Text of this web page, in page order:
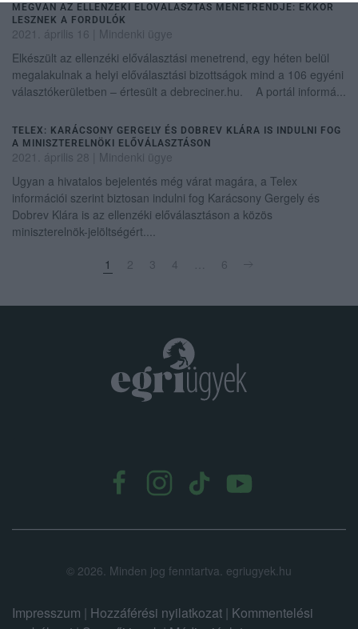
MEGVAN AZ ELLENZÉKI ELŐVÁLASZTÁS MENETRENDJE: EKKOR
LESZNEK A FORDULÓK
2021. április 16
Mindenki ügye
Elkészült az ellenzéki előválasztási menetrend, egy héten belül
megalakulnak a helyi előválasztási bizottságok mind a 106 egyéni
választókerületben – értesült a debreciner.hu. A portál informá...
TELEX: KARÁCSONY GERGELY ÉS DOBREV KLÁRA IS INDULNI FOG
A MINISZTERELNÖKI ELŐVÁLASZTÁSON
2021. április 28
Mindenki ügye
Ugyan a hivatalos bejelentés még várat magára, a Telex
információi szerint biztosan indulni fog Karácsony Gergely és
Dobrev Klára is az ellenzéki előválasztáson a közös
miniszterelnök-jelöltségért....
1 2 3 4 6
© 2026. Minden jog fenntartva. egriugyek.hu
Impresszum | Hozzáférési nyilatkozat | Kommentelési